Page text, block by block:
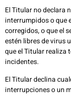
El Titular no declara
interrumpidos o que
corregidos, o que el
estén libres de virus
que el Titular realiza
incidentes.
El Titular declina
interrupciones o un